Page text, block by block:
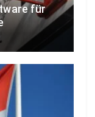
für